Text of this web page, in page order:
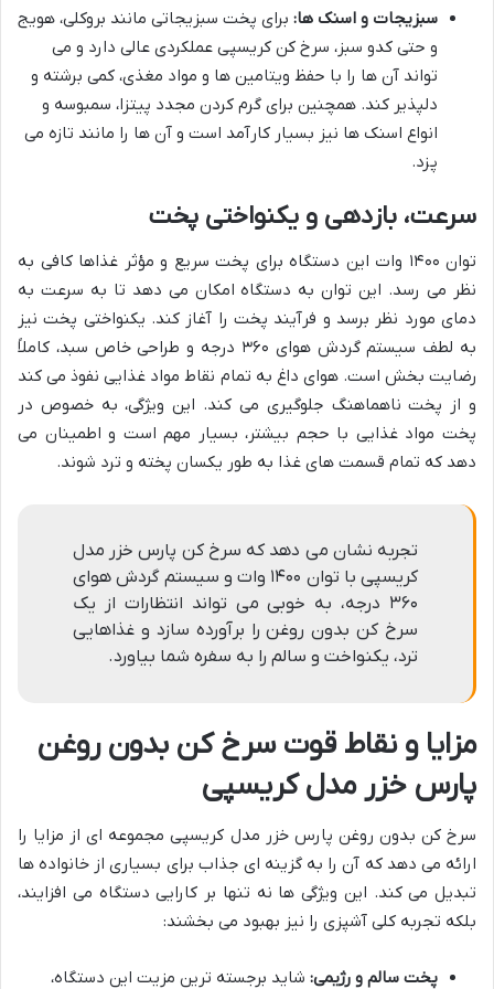
سبزیجات و اسنک ها: برای پخت سبزیجاتی مانند بروکلی، هویج
و حتی کدو سبز، سرخ کن کریسپی عملکردی عالی دارد و می
تواند آن ها را با حفظ ویتامین ها و مواد مغذی، کمی برشته و
دلپذیر کند. همچنین برای گرم کردن مجدد پیتزا، سمبوسه و
انواع اسنک ها نیز بسیار کارآمد است و آن ها را مانند تازه می
پزد.
سرعت، بازدهی و یکنواختی پخت
توان ۱۴۰۰ وات این دستگاه برای پخت سریع و مؤثر غذاها کافی به
نظر می رسد. این توان به دستگاه امکان می دهد تا به سرعت به
دمای مورد نظر برسد و فرآیند پخت را آغاز کند. یکنواختی پخت نیز
به لطف سیستم گردش هوای ۳۶۰ درجه و طراحی خاص سبد، کاملاً
رضایت بخش است. هوای داغ به تمام نقاط مواد غذایی نفوذ می کند
و از پخت ناهماهنگ جلوگیری می کند. این ویژگی، به خصوص در
پخت مواد غذایی با حجم بیشتر، بسیار مهم است و اطمینان می
دهد که تمام قسمت های غذا به طور یکسان پخته و ترد شوند.
تجربه نشان می دهد که سرخ کن پارس خزر مدل
کریسپی با توان ۱۴۰۰ وات و سیستم گردش هوای
۳۶۰ درجه، به خوبی می تواند انتظارات از یک
سرخ کن بدون روغن را برآورده سازد و غذاهایی
ترد، یکنواخت و سالم را به سفره شما بیاورد.
مزایا و نقاط قوت سرخ کن بدون روغن
پارس خزر مدل کریسپی
سرخ کن بدون روغن پارس خزر مدل کریسپی مجموعه ای از مزایا را
ارائه می دهد که آن را به گزینه ای جذاب برای بسیاری از خانواده ها
تبدیل می کند. این ویژگی ها نه تنها بر کارایی دستگاه می افزایند،
بلکه تجربه کلی آشپزی را نیز بهبود می بخشند:
پخت سالم و رژیمی: شاید برجسته ترین مزیت این دستگاه،